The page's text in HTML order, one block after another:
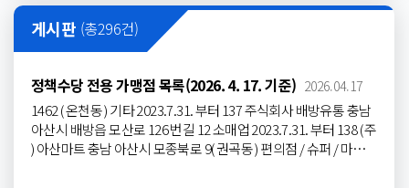
아산페이 3,000 원 ) 제공 - 미션1: 참가 사전 신청 / 2025. 5.12.(월)
~ 6. 2.(월) - 미션2: 걷쥬앱 가입 및 챌린지 신청 / 걷쥬앱 설치 후 아
산시 커뮤니티 가입 및 챌린지 참여하기 신청 - 미션3: 관내 현충시
게시판 (총296건)
정책수당 전용 가맹점 목록(2026. 4. 17. 기준) 2026.04.17
1462 ( 온천동 ) 기타 2023.7.31. 부터 137 주식회사 배방유통 충남
아산시 배방읍 모산로 126 번길 12 소매업 2023.7.31. 부터 138 ( 주
) 아산마트 충남 아산시 모종북로 9( 권곡동 ) 편의점 / 슈퍼 / 마트 2